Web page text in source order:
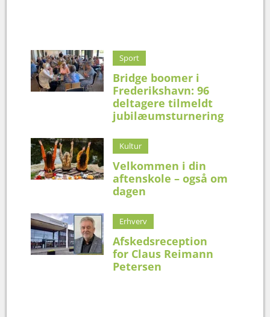
Sport
Bridge boomer i
Frederikshavn: 96
deltagere tilmeldt
jubilæumsturnering
Kultur
Velkommen i din
aftenskole – også om
dagen
Erhverv
Afskedsreception
for Claus Reimann
Petersen